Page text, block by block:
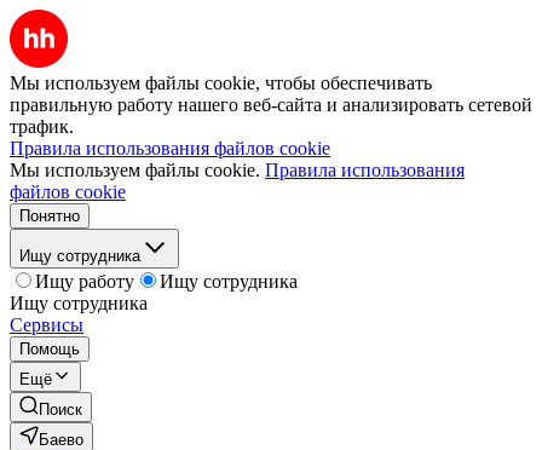
Мы используем файлы cookie, чтобы обеспечивать
правильную работу нашего веб-сайта и анализировать сетевой
трафик.
Правила использования файлов cookie
Мы используем файлы cookie. Правила использования
файлов cookie
Понятно
Ищу сотрудника
Ищу работу
Ищу сотрудника
Ищу сотрудника
Сервисы
Помощь
Ещё
Поиск
Баево